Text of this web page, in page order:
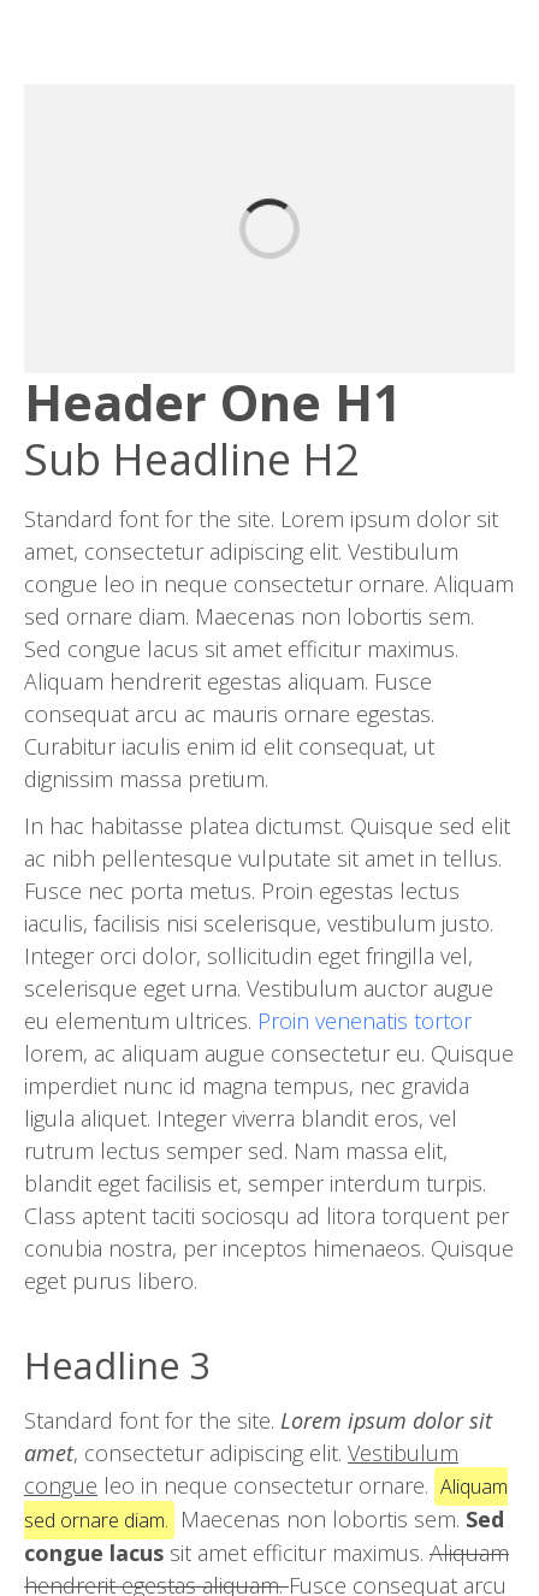
Header One H1
Sub Headline H2
Standard font for the site. Lorem ipsum dolor sit
amet, consectetur adipiscing elit. Vestibulum
congue leo in neque consectetur ornare. Aliquam
sed ornare diam. Maecenas non lobortis sem.
Sed congue lacus sit amet efficitur maximus.
Aliquam hendrerit egestas aliquam. Fusce
consequat arcu ac mauris ornare egestas.
Curabitur iaculis enim id elit consequat, ut
dignissim massa pretium.
In hac habitasse platea dictumst. Quisque sed elit
ac nibh pellentesque vulputate sit amet in tellus.
Fusce nec porta metus. Proin egestas lectus
iaculis, facilisis nisi scelerisque, vestibulum justo.
Integer orci dolor, sollicitudin eget fringilla vel,
scelerisque eget urna. Vestibulum auctor augue
eu elementum ultrices. Proin venenatis tortor
lorem, ac aliquam augue consectetur eu. Quisque
imperdiet nunc id magna tempus, nec gravida
ligula aliquet. Integer viverra blandit eros, vel
rutrum lectus semper sed. Nam massa elit,
blandit eget facilisis et, semper interdum turpis.
Class aptent taciti sociosqu ad litora torquent per
conubia nostra, per inceptos himenaeos. Quisque
eget purus libero.
Headline 3
Standard font for the site. Lorem ipsum dolor sit
amet, consectetur adipiscing elit. Vestibulum
congue leo in neque consectetur ornare. Aliquam
sed ornare diam. Maecenas non lobortis sem. Sed
congue lacus sit amet efficitur maximus. Aliquam
hendrerit egestas aliquam.Fusce consequat arcu